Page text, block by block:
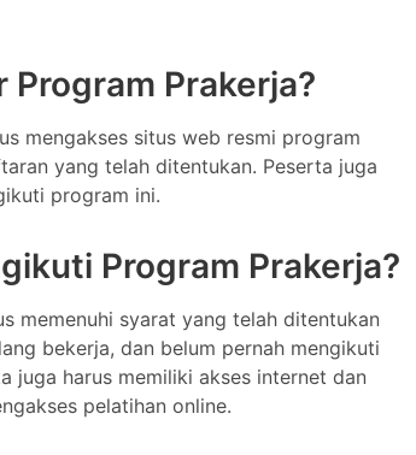
Program Prakerja?
mengakses situs web resmi program
yang telah ditentukan. Peserta juga
program ini.
Program Prakerja?
memenuhi syarat yang telah ditentukan
bekerja, dan belum pernah mengikuti
juga harus memiliki akses internet dan
pelatihan online.